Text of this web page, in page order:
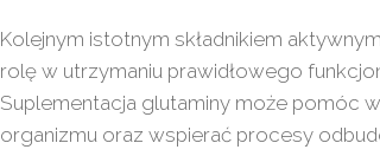
Kolejnym istotnym składnikiem
rolę w utrzymaniu prawidłowego
Suplementacja glutaminy może pomóc
organizmu oraz wspierać procesy